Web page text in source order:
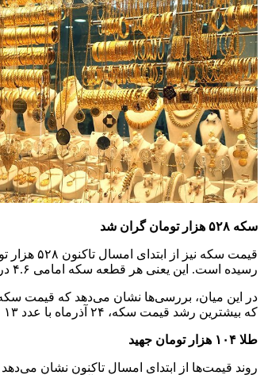
سکه ۵۲۸ هزار تومان گران شد
رسیده است. این یعنی هر قطعه سکه امامی ۴.۶ درصد رشد قیمت داشته است.
که بیشترین رشد قیمت سکه، ۲۴ آذرماه با عدد ۱۳ میلیون و ۳۱۸ هزار تومان رقم خورده است.
طلا ۱۰۴ هزار تومان جهید